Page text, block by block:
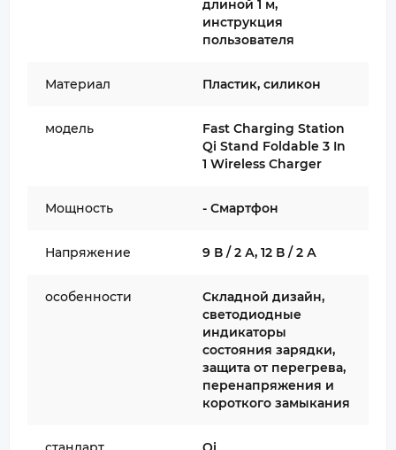
длиной 1 м,
инструкция
пользователя
Материал Пластик, силикон
модель
Fast Charging Station
Qi Stand Foldable 3 In
1 Wireless Charger
Мощность - Смартфон
Напряжение 9 В / 2 А, 12 В / 2 А
особенности
Складной дизайн,
светодиодные
индикаторы
состояния зарядки,
защита от перегрева,
перенапряжения и
короткого замыкания